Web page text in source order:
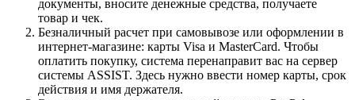
документы, вносите денежные средства, получаете
товар и чек.
Безналичный расчет при самовывозе или оформлении в
интернет-магазине: карты Visa и MasterCard. Чтобы
оплатить покупку, система перенаправит вас на сервер
системы ASSIST. Здесь нужно ввести номер карты, срок
действия и имя держателя.